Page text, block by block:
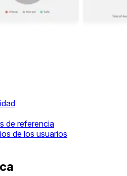
de referencia
de los usuarios